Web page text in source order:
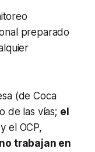
preparado
(de Coca
de las vías; el
el OCP,
no trabajan en